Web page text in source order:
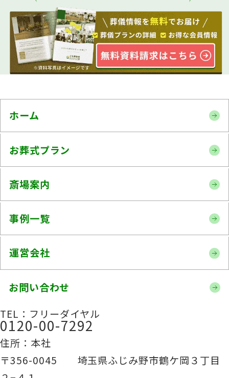
ホーム
お葬式プラン
斎場案内
事例一覧
運営会社
お問い合わせ
TEL：フリーダイヤル
0120-00-7292
住所：本社
〒356-0045 埼玉県ふじみ野市鶴ケ岡３丁目